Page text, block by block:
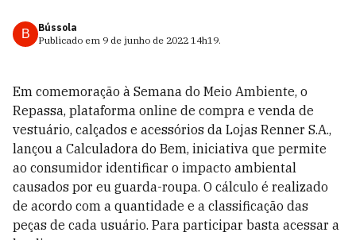
B
Bússola
Publicado em 9 de junho de 2022 14h19.
Em comemoração à Semana do Meio Ambiente, o
Repassa, plataforma online de compra e venda de
vestuário, calçados e acessórios da Lojas Renner S.A.,
lançou a Calculadora do Bem, iniciativa que permite
ao consumidor identificar o impacto ambiental
causados por eu guarda-roupa. O cálculo é realizado
de acordo com a quantidade e a classificação das
peças de cada usuário. Para participar basta acessar a